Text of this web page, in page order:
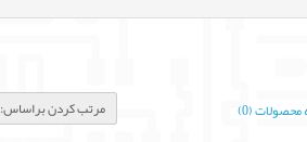
(0) مرتب کردن براساس: